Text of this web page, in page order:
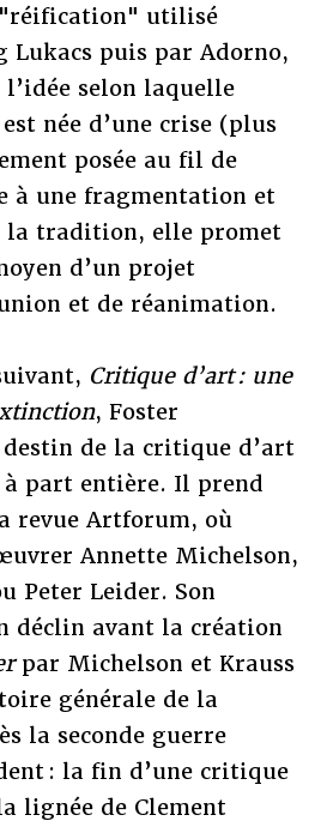
"réification" utilisé
Lukacs puis par Adorno,
selon laquelle
née d’une crise (plus
posée au fil de
à une fragmentation et
la tradition, elle promet
d’un projet
et de réanimation.
Critique d’art : une
, Foster
de la critique d’art
part entière. Il prend
revue Artforum, où
Annette Michelson,
Peter Leider. Son
déclin avant la création
par Michelson et Krauss
générale de la
la seconde guerre
: la fin d’une critique
lignée de Clement